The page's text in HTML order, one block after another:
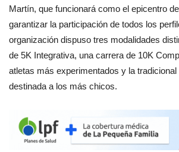
Martín, que funcionará como el epicentro
garantizar la participación de todos los
organización dispuso tres modalidades
de 5K Integrativa, una carrera de 10K
atletas más experimentados y la
destinada a los más chicos.